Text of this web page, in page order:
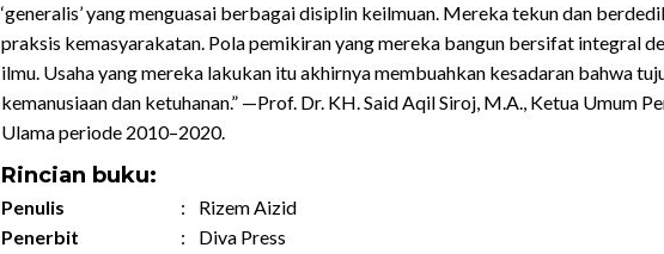
‘generalis’ yang menguasai berbagai disiplin keilmuan. Mereka tekun dan
praksis kemasyarakatan. Pola pemikiran yang mereka bangun bersifat integral
ilmu. Usaha yang mereka lakukan itu akhirnya membuahkan kesadaran bahwa
kemanusiaan dan ketuhanan.” —Prof. Dr. KH. Said Aqil Siroj, M.A., Ketua Umum
Ulama periode 2010–2020.
Rincian buku:
Penulis :
Rizem Aizid
Penerbit
:
Diva Press